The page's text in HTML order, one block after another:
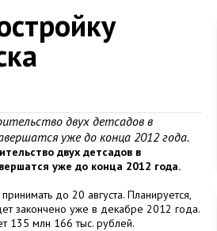
двух детсадов в
уже до конца 2012 года.
двух детсадов в
уже до конца 2012 года.
до 20 августа. Планируется,
закончено уже в декабре 2012 года.
135 млн 166 тыс. рублей.